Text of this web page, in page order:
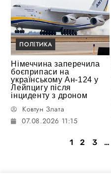
ПОЛІТИКА
Німеччина заперечила
боєприпаси на
українському Ан-124 у
Лейпцигу після
інциденту з дроном
Ковтун Злата
07.08.2026 11:15
1 2 3 …